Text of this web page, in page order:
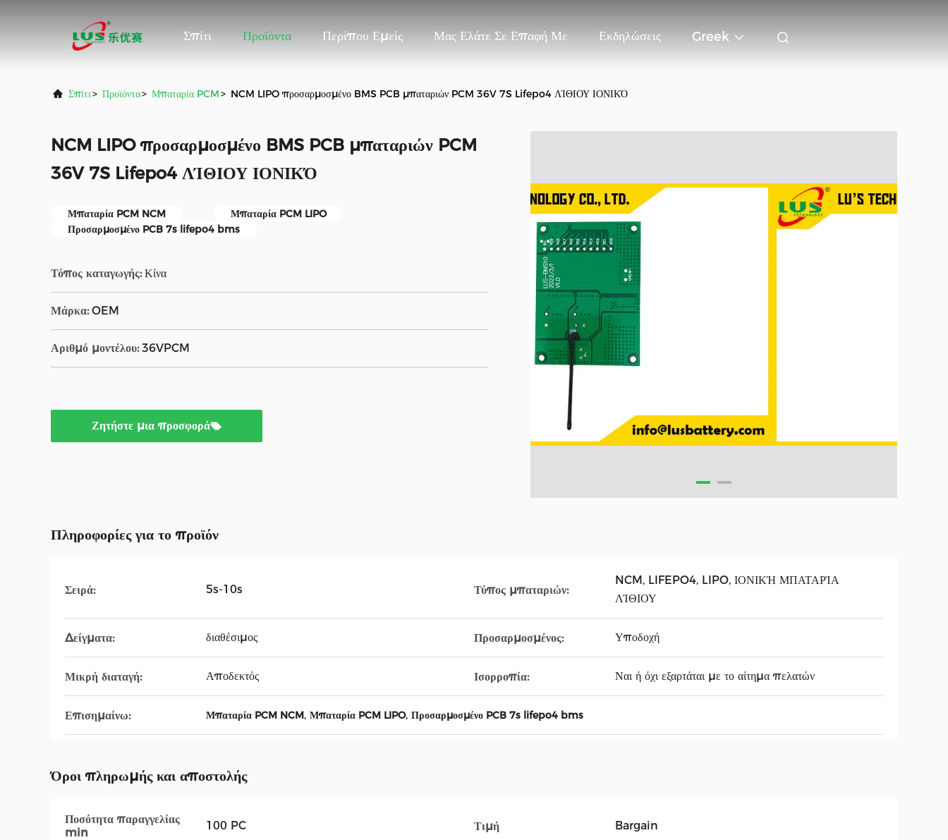
Σπίτι Προϊόντα Περίπου Εμείς Μας Ελάτε Σε Επαφή Με Εκδηλώσεις Greek
Σπίτι> Προϊόντα> Μπαταρία PCM> NCM LIPO προσαρμοσμένο BMS PCB μπαταριών PCM 36V 7S Lifepo4 ΛΊΘΙΟΥ ΙΟΝΙΚΌ
NCM LIPO προσαρμοσμένο BMS PCB μπαταριών PCM
36V 7S Lifepo4 ΛΊΘΙΟΥ ΙΟΝΙΚΌ
Μπαταρία PCM NCM
Μπαταρία PCM LIPO
Προσαρμοσμένο PCB 7s lifepo4 bms
Τόπος καταγωγής: Κίνα
Μάρκα: OEM
Αριθμό μοντέλου: 36VPCM
Ζητήστε μια προσφορά
Πληροφορίες για το προϊόν
Σειρά: 5s-10s Τύπος μπαταριών:
NCM, LIFEPO4, LIPO, ΙΟΝΙΚΉ ΜΠΑΤΑΡΊΑ
ΛΊΘΙΟΥ
Δείγματα: διαθέσιμος Προσαρμοσμένος: Υποδοχή
Μικρή διαταγή: Αποδεκτός Ισορροπία: Ναι ή όχι εξαρτάται με το αίτημα πελατών
Επισημαίνω: Μπαταρία PCM NCM, Μπαταρία PCM LIPO, Προσαρμοσμένο PCB 7s lifepo4 bms
Όροι πληρωμής και αποστολής
Ποσότητα παραγγελίας
min
100 PC Τιμή Bargain